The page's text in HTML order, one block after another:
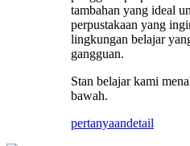
tambahan yang ideal
perpustakaan yang
lingkungan belajar
gangguan.
Stan belajar kami
bawah.
pertanyaandetail